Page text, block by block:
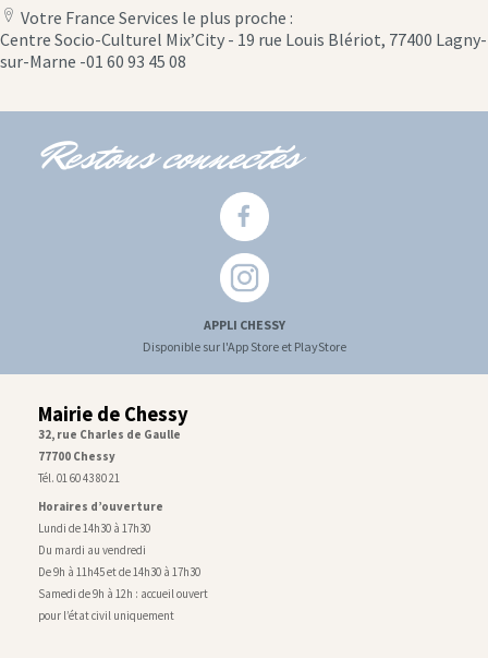
location
icon
Votre France Services le plus proche :
Centre Socio-Culturel Mix’City - 19 rue Louis Blériot, 77400 Lagny-
sur-Marne -01 60 93 45 08
Restons connectés
APPLI CHESSY
Disponible sur l'App Store et PlayStore
Mairie de Chessy
32, rue Charles de Gaulle
77700 Chessy
Tél. 01 60 43 80 21
Horaires d’ouverture
Lundi de 14h30 à 17h30
Du mardi au vendredi
De 9h à 11h45 et de 14h30 à 17h30
Samedi de 9h à 12h : accueil ouvert
pour l’état civil uniquement